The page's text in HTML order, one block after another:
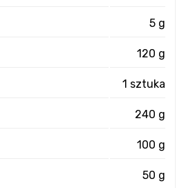
5 g
120 g
1 sztuka
240 g
100 g
50 g